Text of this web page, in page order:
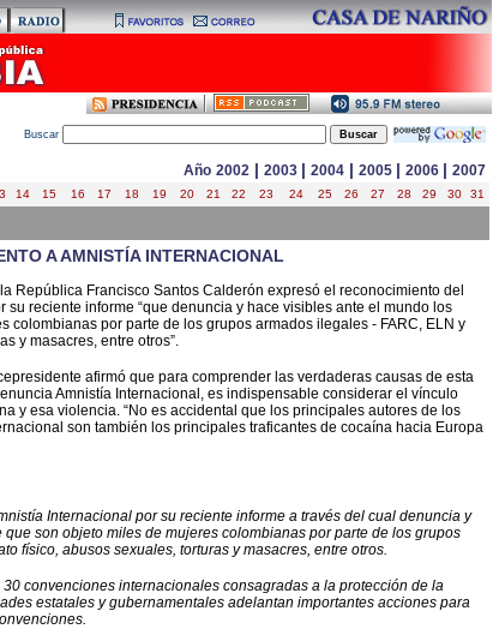
Buscar
Año 2002 | 2003 | 2004 | 2005 | 2006 | 2007
14 15 16 17 18 19 20 21 22 23 24 25 26 27 28 29 30 31
A AMNISTÍA INTERNACIONAL
República Francisco Santos Calderón expresó el reconocimiento del
su reciente informe “que denuncia y hace visibles ante el mundo los
colombianas por parte de los grupos armados ilegales - FARC, ELN y
y masacres, entre otros”.
afirmó que para comprender las verdaderas causas de esta
Amnistía Internacional, es indispensable considerar el vínculo
y esa violencia. “No es accidental que los principales autores de los
son también los principales traficantes de cocaína hacia Europa
Internacional por su reciente informe a través del cual denuncia y
son objeto miles de mujeres colombianas por parte de los grupos
físico, abusos sexuales, torturas y masacres, entre otros.
convenciones internacionales consagradas a la protección de la
estatales y gubernamentales adelantan importantes acciones para